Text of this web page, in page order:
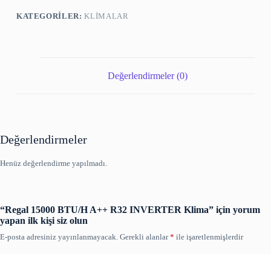
KATEGORILER:KLİMALAR
Değerlendirmeler (0)
Değerlendirmeler
Henüz değerlendirme yapılmadı.
“Regal 15000 BTU/H A++ R32 INVERTER Klima” için yorum
yapan ilk kişi siz olun
E-posta adresiniz yayınlanmayacak. Gerekli alanlar* ile işaretlenmişlerdir